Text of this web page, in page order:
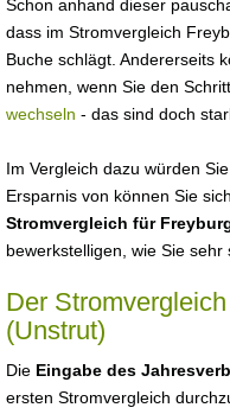
Schon anhand dieser
dass im Stromvergleich
Buche schlägt. Andererseits
nehmen, wenn Sie den
wechseln - das sind doch
Im Vergleich dazu würden
Ersparnis von können Sie
Stromvergleich für
bewerkstelligen, wie Sie sehr
Der
(Unstrut)
Die Eingabe des
ersten Stromvergleich